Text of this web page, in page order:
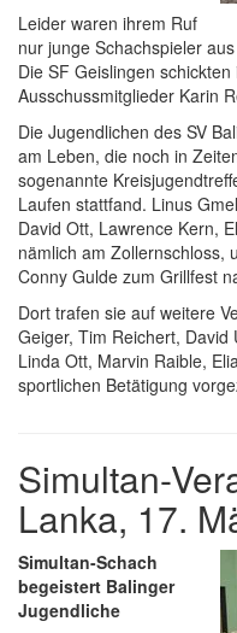
Leider waren ihrem Ruf
nur junge Schachspieler
Die SF Geislingen
Ausschussmitglieder Karin
Die Jugendlichen des SV
am Leben, die noch in
sogenannte
Laufen stattfand. Linus
David Ott, Lawrence Kern,
nämlich am Zollernschloss,
Conny Gulde zum Grillfest
Dort trafen sie auf weitere
Geiger, Tim Reichert,
Linda Ott, Marvin Raible,
sportlichen Betätigung
Simultan-
Lanka, 17.
Simultan-Schach
begeistert Balinger
Jugendliche